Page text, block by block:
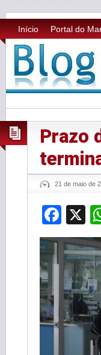
Início Portal do
Prazo
21 de maio de
X